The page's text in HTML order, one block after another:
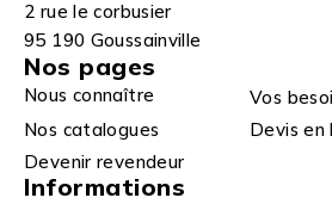
2 rue le corbusier
95 190 Goussainville
Nos pages
Nous connaître
Vos
Nos catalogues
Devis en
Devenir revendeur
Informations